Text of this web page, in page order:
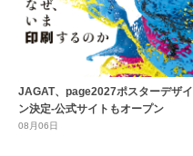
JAGAT、page2027ポスターデザイ
ン決定-公式サイトもオープン
08月06日